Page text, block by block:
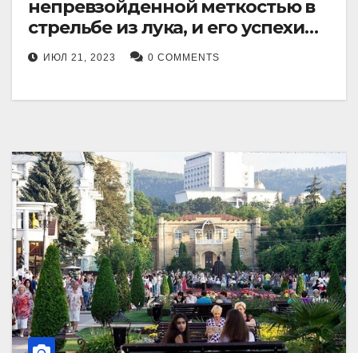
непревзойденной меткостью в
стрельбе из лука, и его успехи
прославили его в
Ставропольском крае.
ИЮЛ 21, 2023 0 COMMENTS